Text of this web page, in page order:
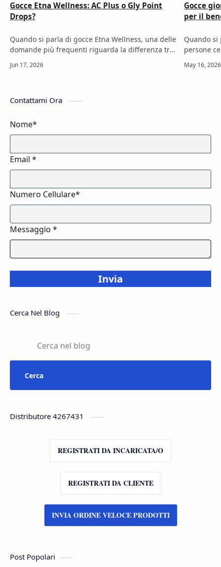
Gocce Etna Wellness: AC Plus o Gly Point
Drops?
Quando si parla di gocce Etna Wellness, una delle
domande più frequenti riguarda la differenza tra
integratori alimentari liquidi, ma non…
Gocce
per il
Quando
persone
routine
Contattami Ora
Nome*
Email *
Numero Cellulare*
Messaggio *
Invia
Cerca Nel Blog
Distributore 4267431
REGISTRATI DA INCARICATA/O
REGISTRATI DA CLIENTE
INVIA ORDINE VELOCE PRODOTTI
Post Popolari